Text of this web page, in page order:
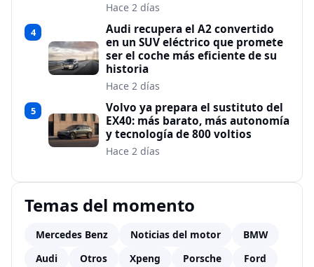
Hace 2 días
4
Audi recupera el A2 convertido
en un SUV eléctrico que promete
ser el coche más eficiente de su
historia
Hace 2 días
5
Volvo ya prepara el sustituto del
EX40: más barato, más autonomía
y tecnología de 800 voltios
Hace 2 días
Temas del momento
Mercedes Benz Noticias del motor
BMW
Audi
Otros Xpeng Porsche Ford